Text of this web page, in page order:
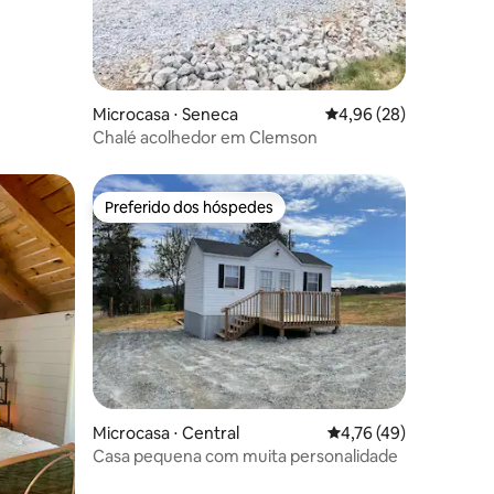
Microcasa ⋅ Seneca 4,96 de uma
4,96 (28)
Chalé acolhedor em Clemson
Preferido dos hóspedes
Preferido dos hóspedes
Microcasa ⋅ Central 4,76 de uma
4,76 (49)
Casa pequena com muita personalidade